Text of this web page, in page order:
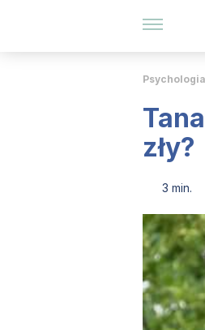
Psychologia
zły?
3 min.